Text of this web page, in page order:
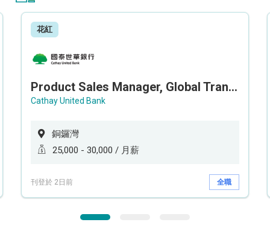
花紅
Product Sales Manager, Global Transaction Service (GTS)
Cathay United Bank
銅鑼灣
25,000 - 30,000 / 月薪
刊登於 2日前 全職